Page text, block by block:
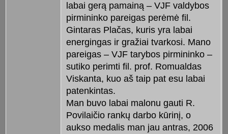
labai gerą pamainą – VJF valdybos
pirmininko pareigas perėmė fil.
Gintaras Plačas, kuris yra labai
energingas ir gražiai tvarkosi. Mano
pareigas – VJF tarybos pirmininko –
sutiko perimti fil. prof. Romualdas
Viskanta, kuo aš taip pat esu labai
patenkintas.
Man buvo labai malonu gauti R.
Povilaičio rankų darbo kūrinį, o
aukso medalis man jau antras, 2006